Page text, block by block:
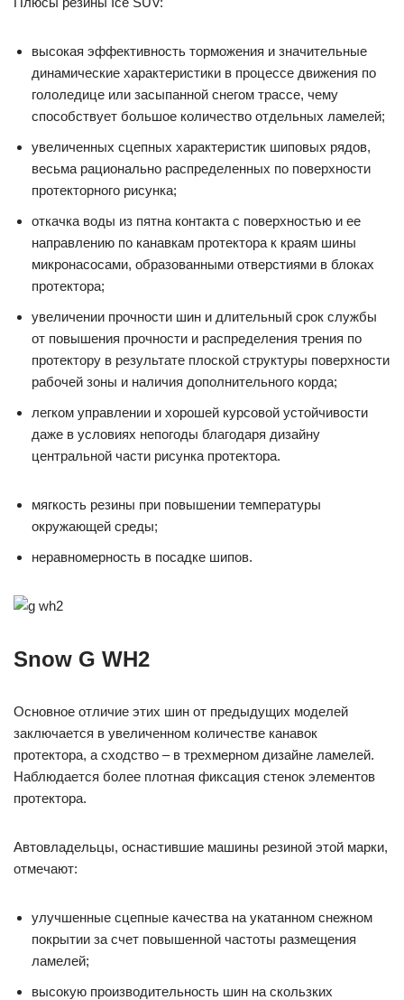
высокая эффективность торможения и значительные
динамические характеристики в процессе движения по
гололедице или засыпанной снегом трассе, чему
способствует большое количество отдельных ламелей;
увеличенных сцепных характеристик шиповых рядов,
весьма рационально распределенных по поверхности
протекторного рисунка;
откачка воды из пятна контакта с поверхностью и ее
направлению по канавкам протектора к краям шины
микронасосами, образованными отверстиями в блоках
протектора;
увеличении прочности шин и длительный срок службы
от повышения прочности и распределения трения по
протектору в результате плоской структуры поверхности
рабочей зоны и наличия дополнительного корда;
легком управлении и хорошей курсовой устойчивости
даже в условиях непогоды благодаря дизайну
центральной части рисунка протектора.
мягкость резины при повышении температуры
окружающей среды;
неравномерность в посадке шипов.
Snow G WH2
Основное отличие этих шин от предыдущих моделей
заключается в увеличенном количестве канавок
протектора, а сходство – в трехмерном дизайне ламелей.
Наблюдается более плотная фиксация стенок элементов
протектора.
Автовладельцы, оснастившие машины резиной этой марки,
отмечают:
улучшенные сцепные качества на укатанном снежном
покрытии за счет повышенной частоты размещения
ламелей;
высокую производительность шин на скользких